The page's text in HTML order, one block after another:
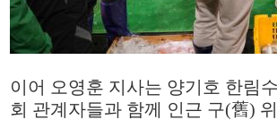
이어 오영훈 지사는 양기호 한림
회 관계자들과 함께 인근 구(舊)